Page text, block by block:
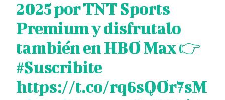
2025 por TNT Sports
Premium y disfrutalo
también en HBO Max 👉
#Suscribite
https://t.co/rq6sQOr7sM